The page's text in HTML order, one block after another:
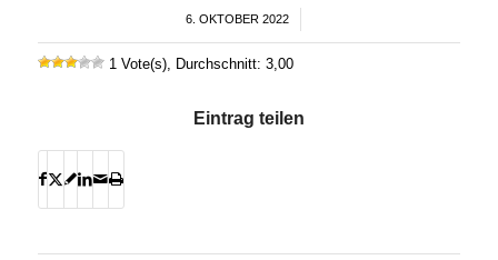
6. OKTOBER 2022
/
1 Vote(s), Durchschnitt: 3,00
Eintrag teilen